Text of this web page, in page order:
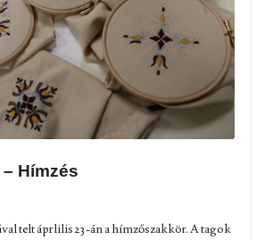
Hímzés
telt áprlilis 23-án a hímzőszakkör. A tagok